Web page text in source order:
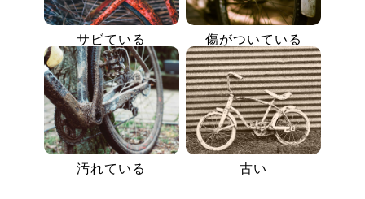
サビている 傷がついている
汚れている 古い